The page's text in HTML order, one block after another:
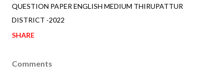
QUESTION PAPER ENGLISH MEDIUM THIRUPATTUR
DISTRICT -2022
SHARE
Comments